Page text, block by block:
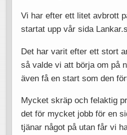
Vi har efter ett litet avbrott
startat upp vår sida
Det har varit efter ett stort
så valde vi att börja om på
även få en start som den
Mycket skräp och felaktig
det för mycket jobb för en
tjänar något på utan får vi